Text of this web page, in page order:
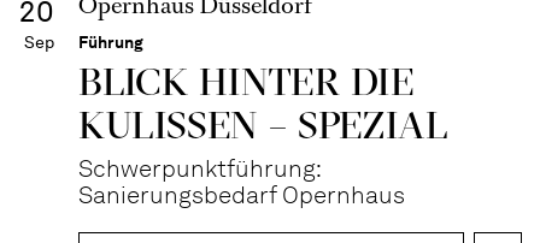
20
Sep Führung
BLICK HINTER DIE
KULISSEN – SPEZIAL
Schwerpunktführung:
Sanierungsbedarf Opernhaus